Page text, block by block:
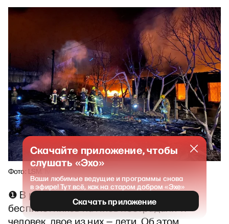
Фото: LSM. lv
❶ В результате ночного налёта
беспилотников на Киев пострадали 11
человек, двое из них — дети. Об этом
Скачайте приложение, чтобы
слушать «Эхо»
Ваши любимые ведущие и программы снова
в эфире! Тут всё, как на старом добром «Эхе»
Скачать приложение